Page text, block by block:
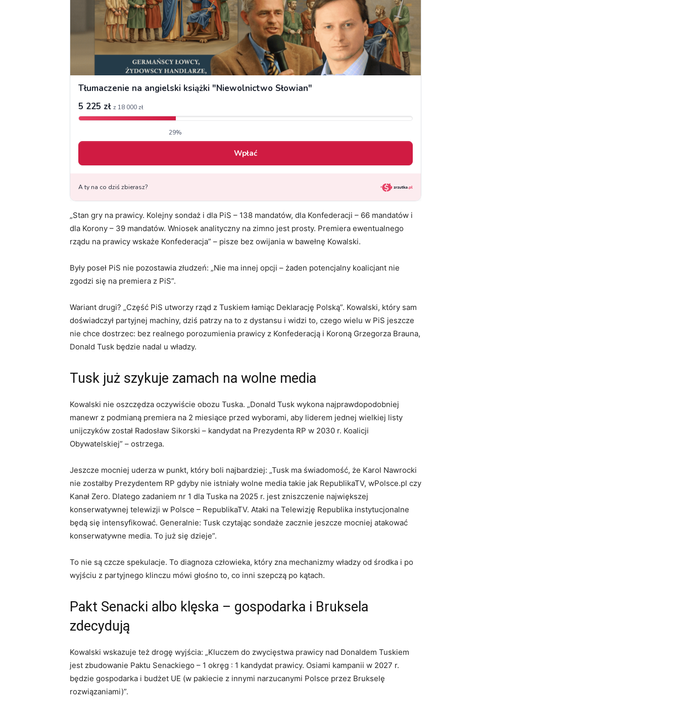
„Stan gry na prawicy. Kolejny sondaż i dla PiS – 138 mandatów, dla Konfederacji – 66 mandatów i
dla Korony – 39 mandatów. Wniosek analityczny na zimno jest prosty. Premiera ewentualnego
rządu na prawicy wskaże Konfederacja” – pisze bez owijania w bawełnę Kowalski.
Były poseł PiS nie pozostawia złudzeń: „Nie ma innej opcji – żaden potencjalny koalicjant nie
zgodzi się na premiera z PiS”.
Wariant drugi? „Część PiS utworzy rząd z Tuskiem łamiąc Deklarację Polską”. Kowalski, który sam
doświadczył partyjnej machiny, dziś patrzy na to z dystansu i widzi to, czego wielu w PiS jeszcze
nie chce dostrzec: bez realnego porozumienia prawicy z Konfederacją i Koroną Grzegorza Brauna,
Donald Tusk będzie nadal u władzy.
Tusk już szykuje zamach na wolne media
Kowalski nie oszczędza oczywiście obozu Tuska. „Donald Tusk wykona najprawdopodobniej
manewr z podmianą premiera na 2 miesiące przed wyborami, aby liderem jednej wielkiej listy
unijczyków został Radosław Sikorski – kandydat na Prezydenta RP w 2030 r. Koalicji
Obywatelskiej” – ostrzega.
Jeszcze mocniej uderza w punkt, który boli najbardziej: „Tusk ma świadomość, że Karol Nawrocki
nie zostałby Prezydentem RP gdyby nie istniały wolne media takie jak RepublikaTV, wPolsce.pl czy
Kanał Zero. Dlatego zadaniem nr 1 dla Tuska na 2025 r. jest zniszczenie największej
konserwatywnej telewizji w Polsce – RepublikaTV. Ataki na Telewizję Republika instytucjonalne
będą się intensyfikować. Generalnie: Tusk czytając sondaże zacznie jeszcze mocniej atakować
konserwatywne media. To już się dzieje”.
To nie są czcze spekulacje. To diagnoza człowieka, który zna mechanizmy władzy od środka i po
wyjściu z partyjnego klinczu mówi głośno to, co inni szepczą po kątach.
Pakt Senacki albo klęska – gospodarka i Bruksela
zdecydują
Kowalski wskazuje też drogę wyjścia: „Kluczem do zwycięstwa prawicy nad Donaldem Tuskiem
jest zbudowanie Paktu Senackiego – 1 okręg : 1 kandydat prawicy. Osiami kampanii w 2027 r.
będzie gospodarka i budżet UE (w pakiecie z innymi narzucanymi Polsce przez Brukselę
rozwiązaniami)”.